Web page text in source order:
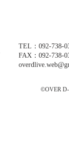
TEL：092-738-
FAX：092-738-
©OVER D-